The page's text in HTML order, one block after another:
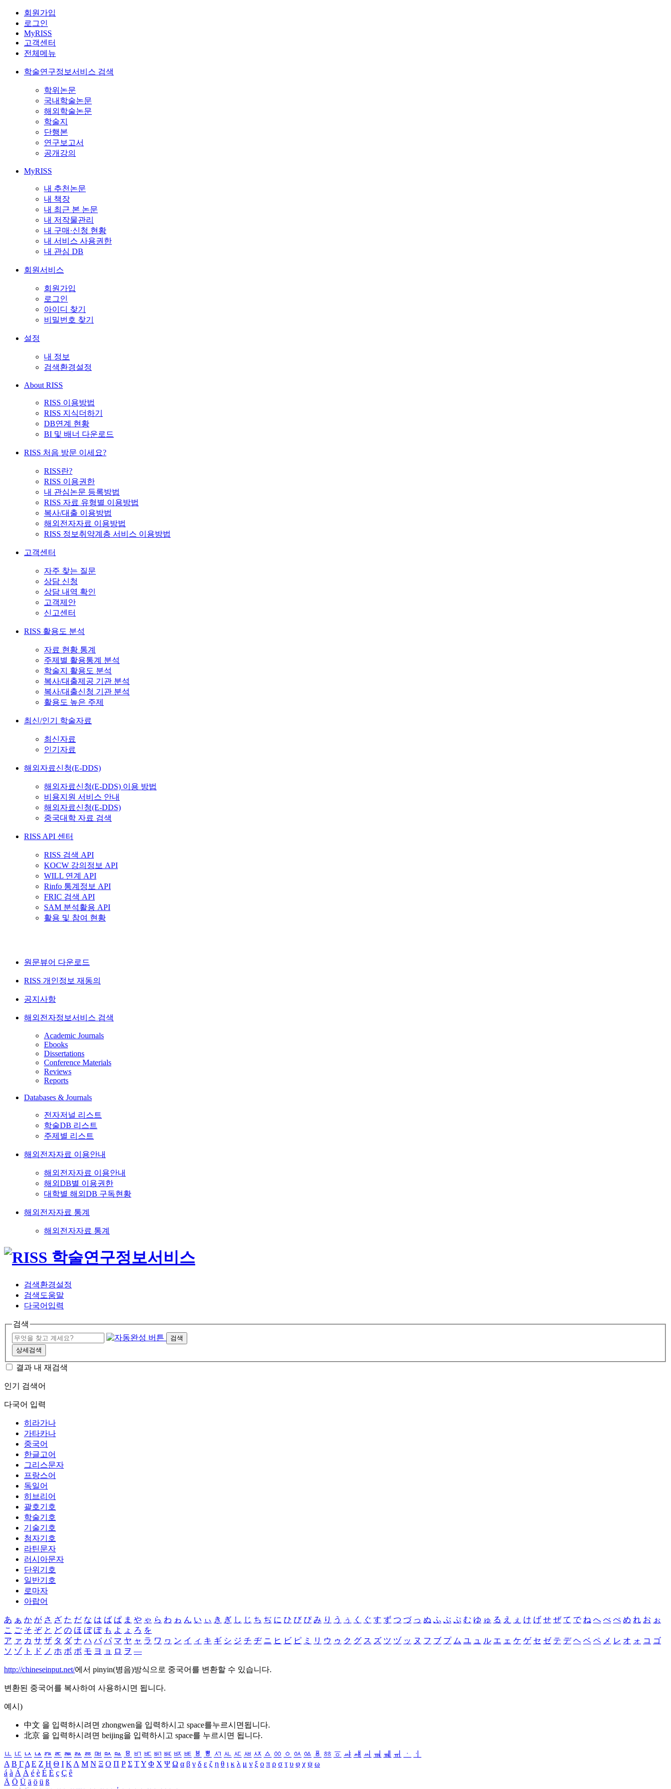
회원가입
로그인
MyRISS
고객센터
전체메뉴
학술연구정보서비스 검색
학위논문
국내학술논문
해외학술논문
학술지
단행본
연구보고서
공개강의
MyRISS
내 추천논문
내 책장
내 최근 본 논문
내 저작물관리
내 구매·신청 현황
내 서비스 사용권한
내 관심 DB
회원서비스
회원가입
로그인
아이디 찾기
비밀번호 찾기
설정
내 정보
검색환경설정
About RISS
RISS 이용방법
RISS 지식더하기
DB연계 현황
BI 및 배너 다운로드
RISS 처음 방문 이세요?
RISS란?
RISS 이용권한
내 관심논문 등록방법
RISS 자료 유형별 이용방법
복사/대출 이용방법
해외전자자료 이용방법
RISS 정보취약계층 서비스 이용방법
고객센터
자주 찾는 질문
상담 신청
상담 내역 확인
고객제안
신고센터
RISS 활용도 분석
자료 현황 통계
주제별 활용통계 분석
학술지 활용도 분석
복사/대출제공 기관 분석
복사/대출신청 기관 분석
활용도 높은 주제
최신/인기 학술자료
최신자료
인기자료
해외자료신청(E-DDS)
해외자료신청(E-DDS) 이용 방법
비용지원 서비스 안내
해외자료신청(E-DDS)
중국대학 자료 검색
RISS API 센터
RISS 검색 API
KOCW 강의정보 API
WILL 연계 API
Rinfo 통계정보 API
FRIC 검색 API
SAM 분석활용 API
활용 및 참여 현황
원문뷰어 다운로드
RISS 개인정보 재동의
공지사항
해외전자정보서비스 검색
Academic Journals
Ebooks
Dissertations
Conference Materials
Reviews
Reports
Databases & Journals
전자저널 리스트
학술DB 리스트
주제별 리스트
해외전자자료 이용안내
해외전자자료 이용안내
해외DB별 이용권한
대학별 해외DB 구독현황
해외전자자료 통계
해외전자자료 통계
검색환경설정
검색도움말
다국어입력
검색
검색
상세검색
결과 내 재검색
인기 검색어
다국어 입력
히라가나
가타카나
중국어
한글고어
그리스문자
프랑스어
독일어
히브리어
괄호기호
학술기호
기술기호
첨자기호
라틴문자
러시아문자
단위기호
일반기호
로마자
아랍어
あ ぁ か が さ ざ た だ な は ば ぱ ま や ゃ ら わ ゎ ん い ぃ き ぎ し じ ち ぢ に ひ び ぴ み り う ぅ く ぐ す ず つ づ っ ぬ ふ ぶ ぷ む ゆ ゅ る え ぇ け げ せ ぜ て で ね へ べ ぺ め れ お ぉ
こ ご そ ぞ と ど の ほ ぼ ぽ も よ ょ ろ を
ア ァ カ サ ザ タ ダ ナ ハ バ パ マ ヤ ャ ラ ワ ヮ ン イ ィ キ ギ シ ジ チ ヂ ニ ヒ ビ ピ ミ リ ウ ゥ ク グ ス ズ ツ ヅ ッ ヌ フ ブ プ ム ユ ュ ル エ ェ ケ ゲ セ ゼ テ デ ヘ ベ ペ メ レ オ ォ コ ゴ
ソ ゾ ト ド ノ ホ ボ ポ モ ヨ ョ ロ ヲ ―
http://chineseinput.net/에서 pinyin(병음)방식으로 중국어를 변환할 수 있습니다.
변환된 중국어를 복사하여 사용하시면 됩니다.
예시)
中文 을 입력하시려면 zhongwen을 입력하시고 space를누르시면됩니다.
北京 을 입력하시려면 beijing을 입력하시고 space를 누르시면 됩니다.
ㅥ ㅦ ㅧ ㅨ ㅩ ㅪ ㅫ ㅬ ㅭ ㅮ ㅯ ㅰ ㅱ ㅲ ㅳ ㅴ ㅵ ㅶ ㅷ ㅸ ㅹ ㅺ ㅻ ㅼ ㅽ ㅾ ㅿ ㆀ ㆁ ㆂ ㆃ ㆄ ㆅ ㆆ ㆇ ㆈ ㆉ ㆊ ㆋ ㆌ ㆍ
ㆎ
Α Β ΓΔ Ε Ζ Η Θ Ι ΚΛ Μ Ν Ξ Ο Π Ρ Σ ΤΥ Φ Χ Ψ Ω α β γ δ ε ζ η θ ι κ λ μ ν ξ ο π ρ σ τ υ φ χ ψ ω
á à Á À é è É È ç Ç ê
Ä Ö Ü ä ö ü ß